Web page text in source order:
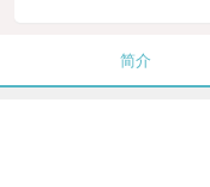
简介